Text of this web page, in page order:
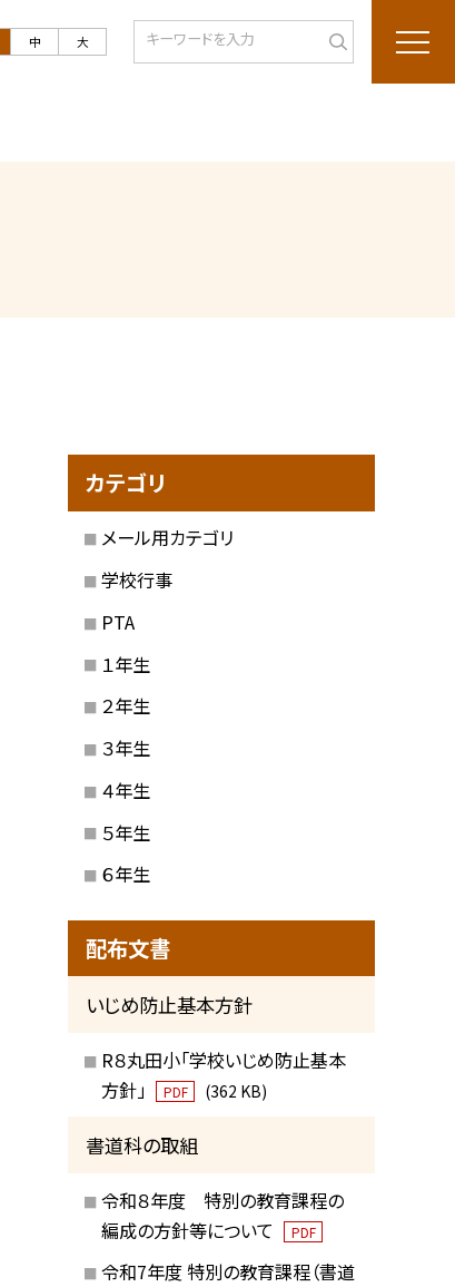
中 大
カテゴリ
メール用カテゴリ
学校行事
PTA
１年生
２年生
３年生
４年生
５年生
６年生
配布文書
いじめ防止基本方針
R８丸田小「学校いじめ防止基本
方針」
PDF (362 KB)
書道科の取組
令和８年度 特別の教育課程の
編成の方針等について
PDF
令和7年度 特別の教育課程（書道